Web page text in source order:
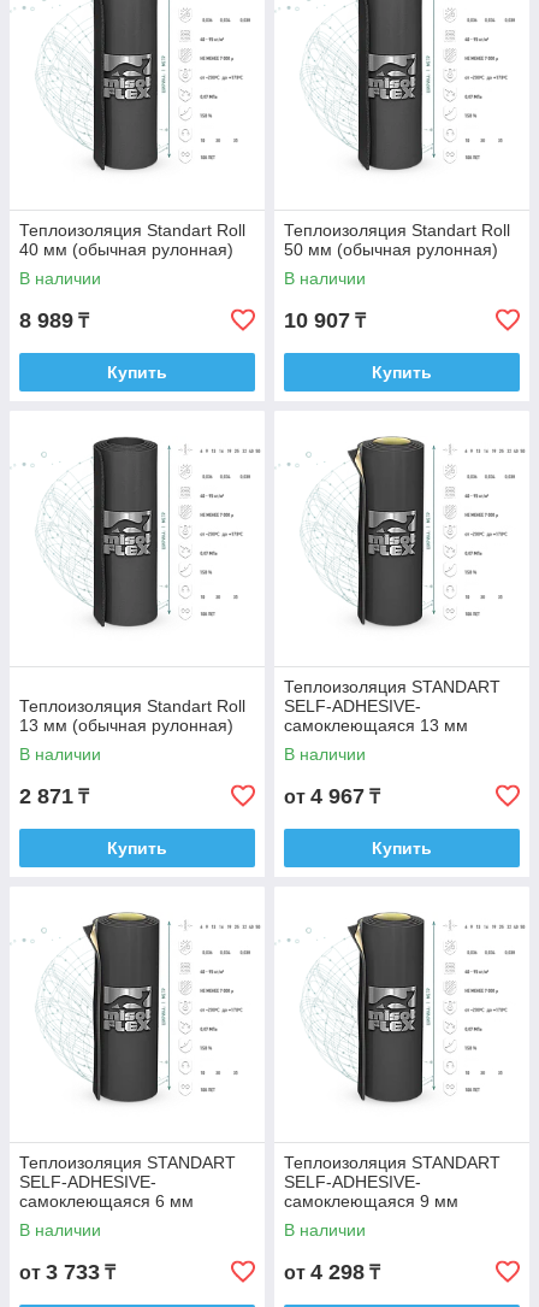
Теплоизоляция Standart Roll
40 мм (обычная рулонная)
В наличии
8 989 ₸
Купить
Теплоизоляция Standart Roll
50 мм (обычная рулонная)
В наличии
10 907 ₸
Купить
Теплоизоляция Standart Roll
13 мм (обычная рулонная)
В наличии
2 871 ₸
Купить
Теплоизоляция STANDART
SELF-ADHESIVE-
самоклеющаяся 13 мм
В наличии
от 4 967 ₸
Купить
Теплоизоляция STANDART
SELF-ADHESIVE-
самоклеющаяся 6 мм
В наличии
от 3 733 ₸
Теплоизоляция STANDART
SELF-ADHESIVE-
самоклеющаяся 9 мм
В наличии
от 4 298 ₸